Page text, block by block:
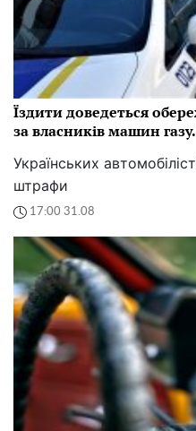
Їздити доведеться
за власників машин
Українських
штрафи
17:00 31.08